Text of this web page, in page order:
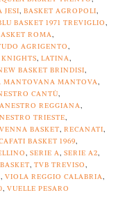
JESI, BASKET AGROPOLI,
BASKET 1971 TREVIGLIO,
ROMA,
AGRIGENTO,
, LATINA,
BASKET BRINDISI,
MANTOVANA MANTOVA,
CANTÙ,
REGGIANA,
TRIESTE,
BASKET, RECANATI,
BASKET 1969,
, SERIE A, SERIE A2,
, TVB TREVISO,
, VIOLA REGGIO CALABRIA,
, VUELLE PESARO